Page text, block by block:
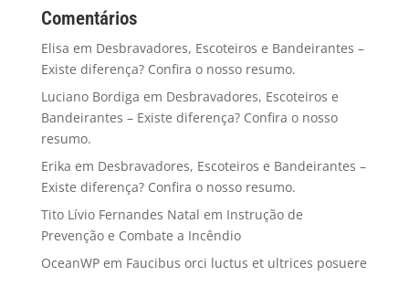
Comentários
Elisa em Desbravadores, Escoteiros e Bandeirantes –
Existe diferença? Confira o nosso resumo.
Luciano Bordiga em Desbravadores, Escoteiros e
Bandeirantes – Existe diferença? Confira o nosso
resumo.
Erika em Desbravadores, Escoteiros e Bandeirantes –
Existe diferença? Confira o nosso resumo.
Tito Lívio Fernandes Natal em Instrução de
Prevenção e Combate a Incêndio
OceanWPem Faucibus orci luctus et ultrices posuere